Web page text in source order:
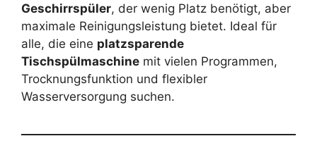
Geschirrspüler, der wenig Platz benötigt, aber
maximale Reinigungsleistung bietet. Ideal für
alle, die eine platzsparende
Tischspülmaschine mit vielen Programmen,
Trocknungsfunktion und flexibler
Wasserversorgung suchen.